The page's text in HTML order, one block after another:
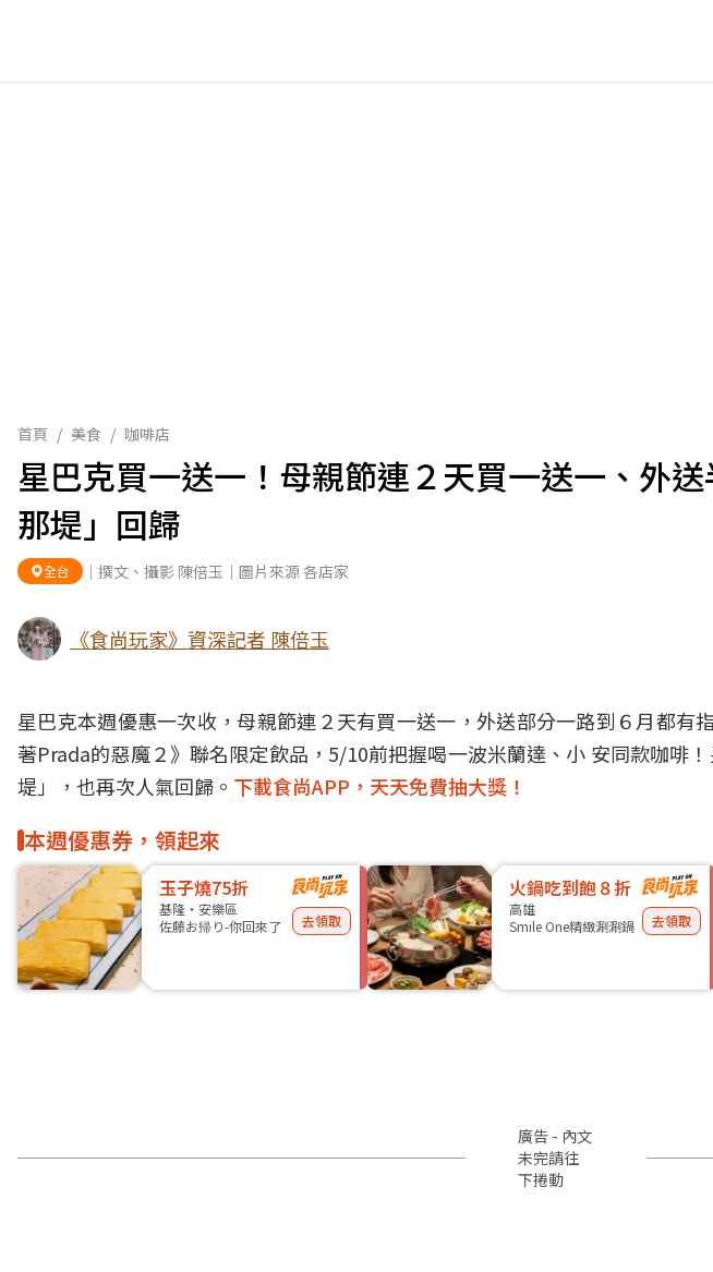
首頁 / 美食 / 咖啡店
星巴克買一送一！母親節連２天買一送一、外
那堤」回歸
全台 ｜撰文、攝影 陳倍玉｜圖片來源 各店家
《食尚玩家》資深記者 陳倍玉
星巴克本週優惠一次收，母親節連２天有買一送一，外送部分一路到６月都有
著Prada的惡魔２》聯名限定飲品，5/10前把握喝一波米蘭達、小 安同款咖啡
堤」，也再次人氣回歸。 下載食尚APP，天天免費抽大獎！
本週優惠券，領起來
玉子燒75折
基隆・安樂區
佐藤お帰り-你回來了
去領取
火鍋吃到飽８折
高雄
Smile One精緻涮涮鍋
去領取
廣告 - 內文
未完請往
下捲動